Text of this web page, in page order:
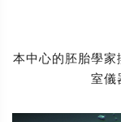
本中心的胚胎學
室儀